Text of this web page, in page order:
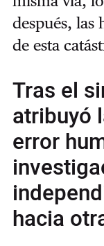
después, las
de esta
Tras el
atribuyó
error
hacia